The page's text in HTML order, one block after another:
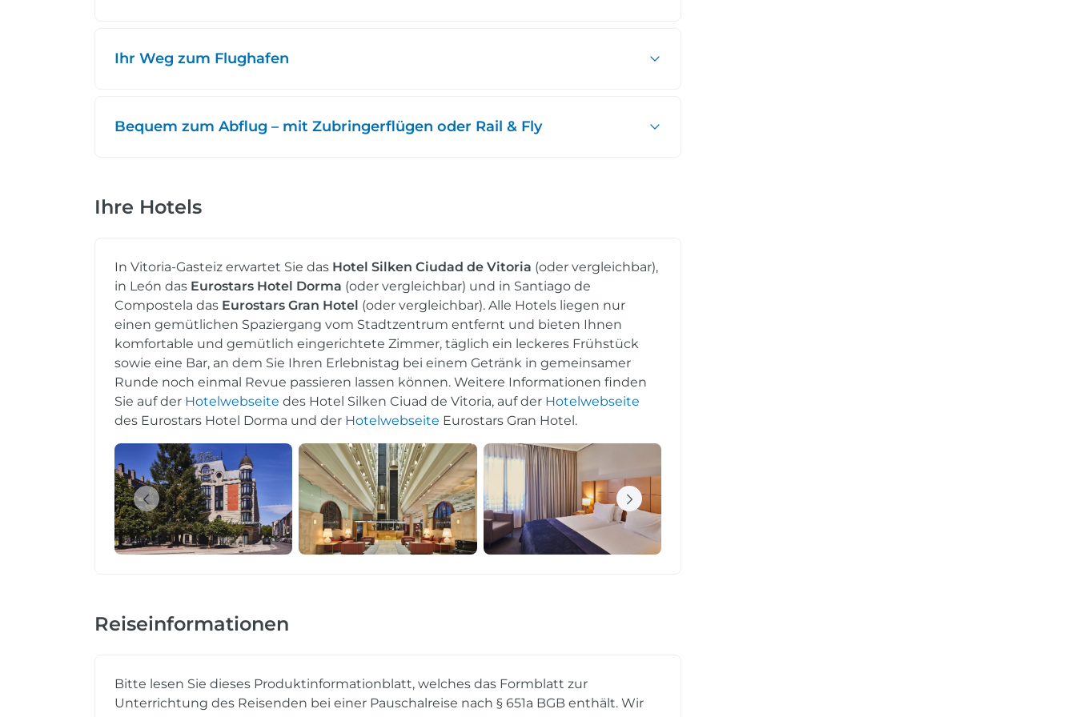
Ihr Weg zum Flughafen
Bequem zum Abflug – mit Zubringerflügen oder Rail & Fly
Ihre Hotels
In Vitoria-Gasteiz erwartet Sie das Hotel Silken Ciudad de Vitoria (oder vergleichbar),
in León das Eurostars Hotel Dorma (oder vergleichbar) und in Santiago de
Compostela das Eurostars Gran Hotel (oder vergleichbar). Alle Hotels liegen nur
einen gemütlichen Spaziergang vom Stadtzentrum entfernt und bieten Ihnen
komfortable und gemütlich eingerichtete Zimmer, täglich ein leckeres Frühstück
sowie eine Bar, an dem Sie Ihren Erlebnistag bei einem Getränk in gemeinsamer
Runde noch einmal Revue passieren lassen können. Weitere Informationen finden
Sie auf der Hotelwebseite des Hotel Silken Ciuad de Vitoria, auf der Hotelwebseite
des Eurostars Hotel Dorma und der Hotelwebseite Eurostars Gran Hotel.
Reiseinformationen
Bitte lesen Sie dieses Produktinformationblatt, welches das Formblatt zur
Unterrichtung des Reisenden bei einer Pauschalreise nach § 651a BGB enthält. Wir